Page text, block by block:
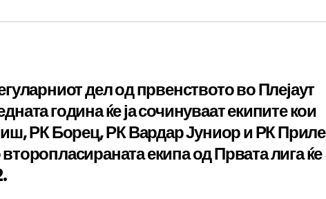
дел од првенството во Плејаут
година ќе ја сочинуваат екипите кои
РК Борец, РК Вардар Јуниор и РК
екипа од Првата лига ќе